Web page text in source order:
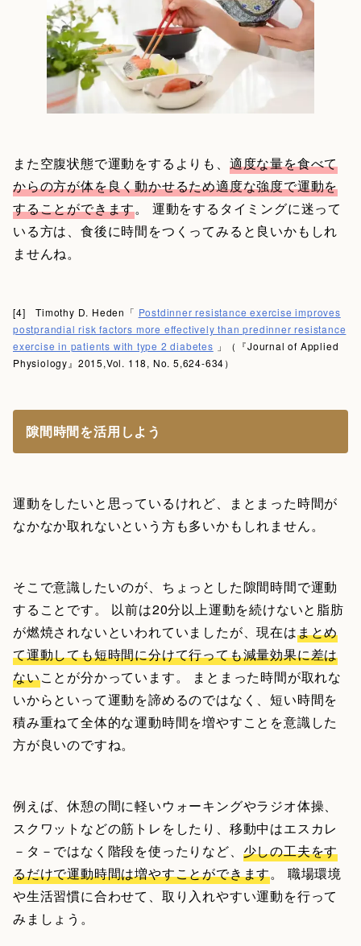
また空腹状態で運動をするよりも、 適度な量を食べて
からの方が体を良く動かせるため適度な強度で運動を
することができます。 運動をするタイミングに迷って
いる方は、食後に時間をつくってみると良いかもしれ
ませんね。
[4] Timothy D. Heden「 Postdinner resistance exercise improves
postprandial risk factors more effectively than predinner resistance
exercise in patients with type 2 diabetes 」（『Journal of Applied
Physiology』2015,Vol. 118, No. 5,624-634）
隙間時間を活用しよう
運動をしたいと思っているけれど、まとまった時間が
なかなか取れないという方も多いかもしれません。
そこで意識したいのが、ちょっとした隙間時間で運動
することです。 以前は20分以上運動を続けないと脂肪
が燃焼されないといわれていましたが、現在はまとめ
て運動しても短時間に分けて行っても減量効果に差は
ないことが分かっています。 まとまった時間が取れな
いからといって運動を諦めるのではなく、短い時間を
積み重ねて全体的な運動時間を増やすことを意識した
方が良いのですね。
例えば、休憩の間に軽いウォーキングやラジオ体操、
スクワットなどの筋トレをしたり、移動中はエスカレ
－タ－ではなく階段を使ったりなど、 少しの工夫をす
るだけで運動時間は増やすことができます。 職場環境
や生活習慣に合わせて、取り入れやすい運動を行って
みましょう。